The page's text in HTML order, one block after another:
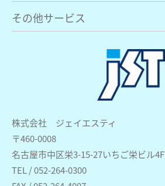
株式会社 ジェイエスティ
〒460-0008
名古屋市中区栄3-15-27いちご栄ビル4F
TEL / 052-264-0300
その他サービス